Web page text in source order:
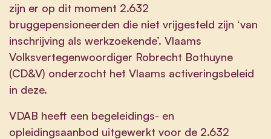
zijn er op dit moment 2.632
bruggepensioneerden die niet vrijgesteld zijn ‘van
inschrijving als werkzoekende’. Vlaams
Volksvertegenwoordiger Robrecht Bothuyne
(CD&V) onderzocht het Vlaams activeringsbeleid
in deze.
VDAB heeft een begeleidings- en
opleidingsaanbod uitgewerkt voor de 2.632